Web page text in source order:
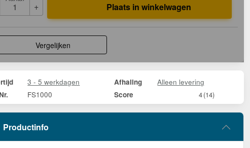
+ Plaats in winkelwagen
Vergelijken
3 - 5 werkdagen Afhaling Alleen levering
FS1000 Score 4(14)
Productinfo